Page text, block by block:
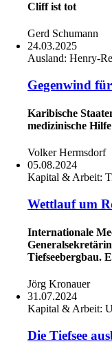
Cliff ist tot
Gerd Schumann
24.03.2025
Ausland: Henry-
Gegenwind
Karibische
medizinische
Volker Hermsdorf
05.08.2024
Kapital & Arbeit:
Wettlauf um
Internationale
Tiefseebergbau.
Jörg Kronauer
31.07.2024
Kapital & Arbeit:
Die Tiefsee